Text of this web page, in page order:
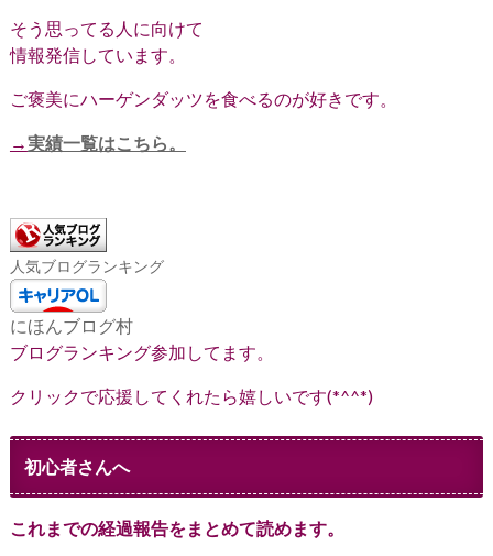
そう思ってる人に向けて
情報発信しています。
ご褒美にハーゲンダッツを食べるのが好きです。
→実績一覧はこちら。
人気ブログランキング
にほんブログ村
ブログランキング参加してます。
クリックで応援してくれたら嬉しいです(*^^*)
初心者さんへ
これまでの経過報告をまとめて読めます。